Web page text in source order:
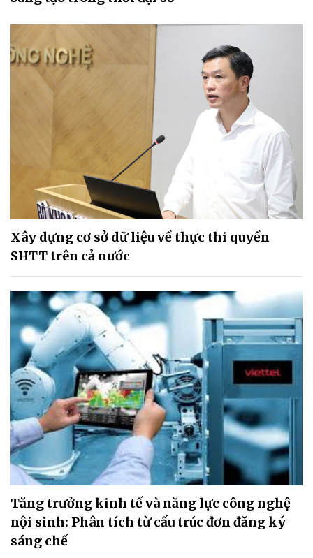
Xây dựng cơ sở dữ liệu về thực thi quyền
SHTT trên cả nước
Tăng trưởng kinh tế và năng lực công nghệ
nội sinh: Phân tích từ cấu trúc đơn đăng ký
sáng chế